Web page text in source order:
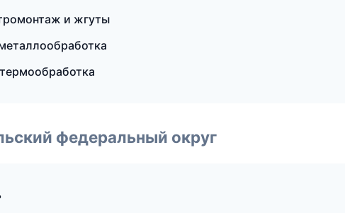
и жгуты
федеральный округ